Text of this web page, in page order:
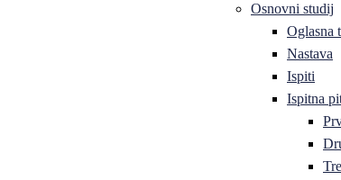
Osnovni studij
Oglasna
Nastava
Ispiti
Ispitna